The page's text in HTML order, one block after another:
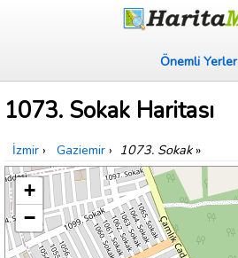
Önemli Yerler
1073. Sokak Haritası
İzmir › Gaziemir › 1073. Sokak»
+
−